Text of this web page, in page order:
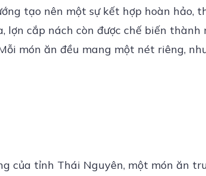
tạo nên một sự kết hợp hoàn hảo,
lợn cắp nách còn được chế biến thành
món ăn đều mang một nét riêng,
của tỉnh Thái Nguyên, một món ăn